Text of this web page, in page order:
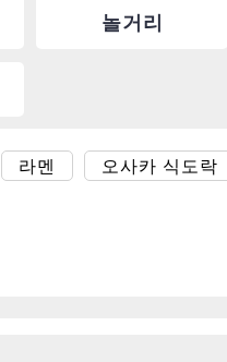
놀거리
라멘 오사카 식도락